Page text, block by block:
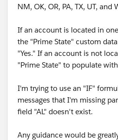
NM, OK, OR, PA, TX, UT, and
If an account is located in
the "Prime State" custom
"Yes." If an account is not
"Prime State" to populate
I'm trying to use an "IF"
messages that I'm missing
field "AL" doesn't exist.
Any guidance would be